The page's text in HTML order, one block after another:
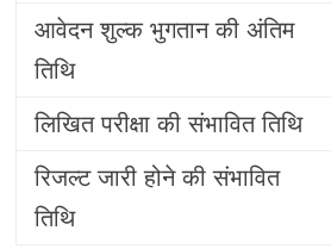
आवेदन शुल्क भुगतान की अंतिम
तिथि
लिखित परीक्षा की संभावित तिथि
रिजल्ट जारी होने की संभावित
तिथि